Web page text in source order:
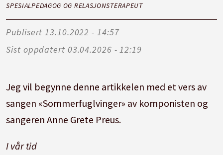
SPESIALPEDAGOG OG RELASJONSTERAPEUT
Publisert
13.10.2022 - 14:57
Sist oppdatert
03.04.2026 - 12:19
Jeg vil begynne denne artikkelen med et vers av
sangen «Sommerfuglvinger» av komponisten og
sangeren Anne Grete Preus.
I vår tid